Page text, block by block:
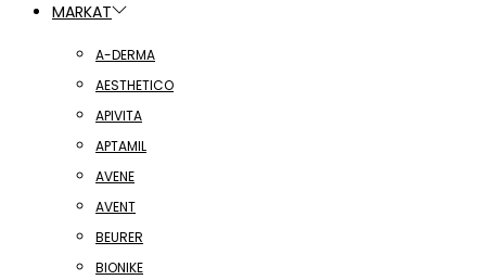
MARKAT
A-DERMA
AESTHETICO
APIVITA
APTAMIL
AVENE
AVENT
BEURER
BIONIKE